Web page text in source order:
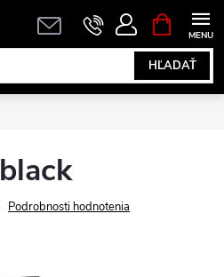
HĽADAŤ
KOŠÍK
Podrobnosti hodnotenia